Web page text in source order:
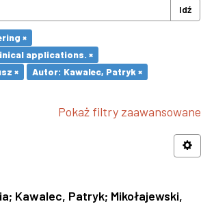
Idź
×
applications. ×
×
Autor: Kawalec, Patryk ×
Pokaż filtry zaawansowane
; Kawalec, Patryk; Mikołajewski,